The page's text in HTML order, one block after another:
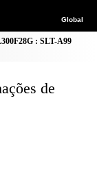
Global
: SLT-A99
de